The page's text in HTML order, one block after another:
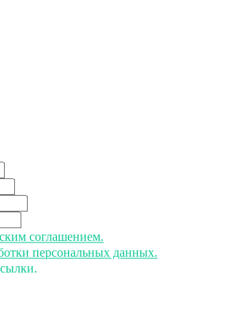
соглашением.
персональных данных.